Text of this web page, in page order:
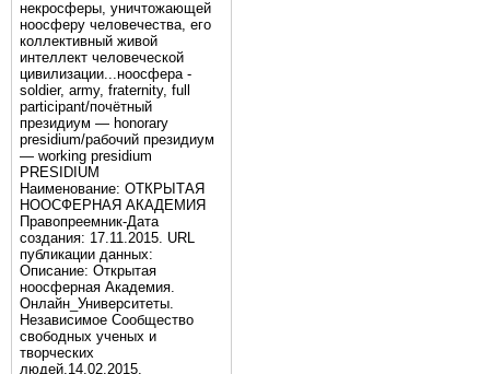
некросферы, уничтожающей
ноосферу человечества, его
коллективный живой
интеллект человеческой
цивилизации...ноосфера -
soldier, army, fraternity, full
participant/почётный
президиум — honorary
presidium/рабочий президиум
— working presidium
PRESIDIUM
Наименование: ОТКРЫТАЯ
НООСФЕРНАЯ АКАДЕМИЯ
Правопреемник-Дата
создания: 17.11.2015. URL
публикации данных:
Описание: Открытая
ноосферная Академия.
Онлайн_Университеты.
Независимое Сообщество
свободных ученых и
творческих
людей.14.02.2015.